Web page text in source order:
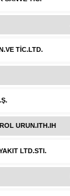
TİC.LTD.
URUN.ITH.IH
LTD.STI.